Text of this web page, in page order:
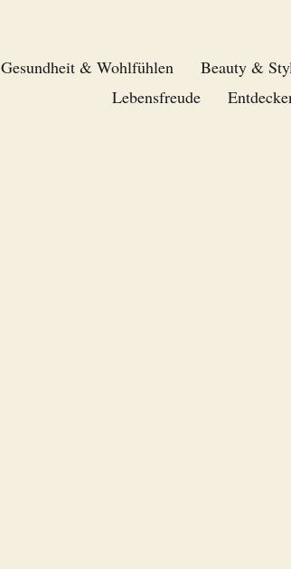
Gesundheit & Wohlfühlen Beauty &
Lebensfreude